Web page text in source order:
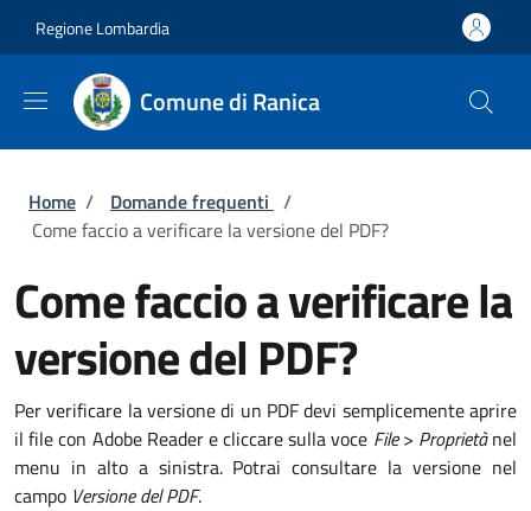
Regione Lombardia
Comune di Ranica
Briciole di pane
Home / Domande frequenti /
Come faccio a verificare la versione del PDF?
Come faccio a verificare la
versione del PDF?
Per verificare la versione di un PDF devi semplicemente aprire
il file con Adobe Reader e cliccare sulla voce File> Proprietànel
menu in alto a sinistra. Potrai consultare la versione nel
campo Versione del PDF.